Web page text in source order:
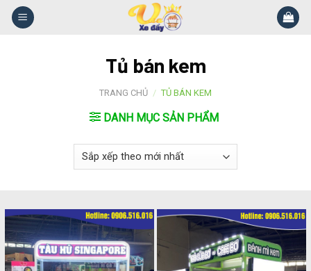
Skip
Tủ bán kem
TRANG CHỦ / TỦ BÁN KEM
DANH MỤC SẢN PHẨM